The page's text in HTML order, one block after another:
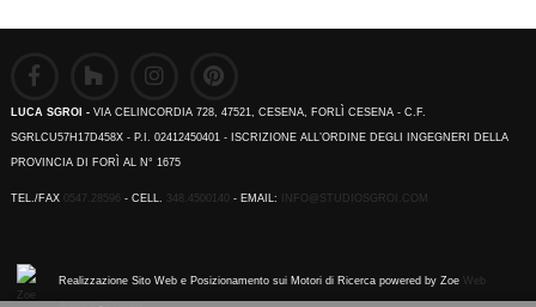
LUCA SGROI - VIA CELINCORDIA 728, 47521, CESENA, FORLÌ CESENA - C.F.
SGRLCU57H17D458X - P.I. 02412450401 - ISCRIZIONE ALL’ORDINE DEGLI INGEGNERI DELLA
PROVINCIA DI FORÌ AL N° 1675
TEL./FAX 0547.28596 - CELL. 348.4500140 - EMAIL: INFO@STUDIOSGROI.COM
Realizzazione Sito Web e Posizionamento sui Motori di Ricerca powered by Zoe Web